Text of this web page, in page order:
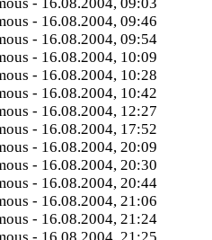
- 16.08.2004, 09:46
- 16.08.2004, 09:54
- 16.08.2004, 10:09
- 16.08.2004, 10:28
- 16.08.2004, 10:42
- 16.08.2004, 12:27
- 16.08.2004, 17:52
- 16.08.2004, 20:09
- 16.08.2004, 20:30
- 16.08.2004, 20:44
- 16.08.2004, 21:06
- 16.08.2004, 21:24